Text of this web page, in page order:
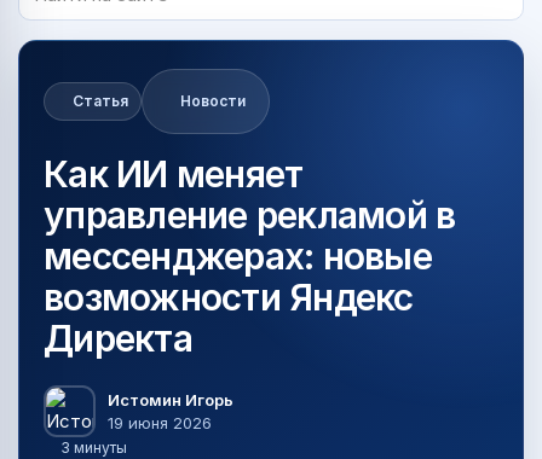
Статья Новости
Как ИИ меняет
управление рекламой в
мессенджерах: новые
возможности Яндекс
Директа
Истомин Игорь
19 июня 2026
3 минуты